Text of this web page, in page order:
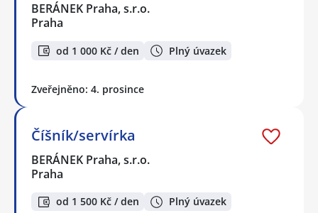
BERÁNEK Praha, s.r.o.
Praha
od 1 000 Kč / den Plný úvazek
Zveřejněno: 4. prosince
Číšník/servírka
BERÁNEK Praha, s.r.o.
Praha
od 1 500 Kč / den Plný úvazek